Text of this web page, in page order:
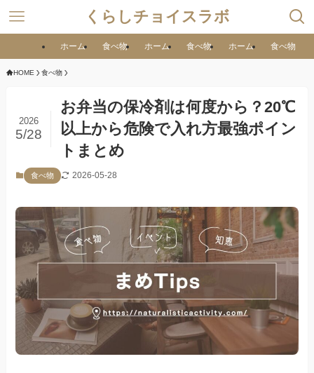
くらしチョイスラボ
ホーム 食べ物 ホーム 食べ物 ホーム 食べ物
HOME 食べ物
お弁当の保冷剤は何度から？20℃
以上から危険で入れ方最強ポイン
トまとめ
2026
5/28
食べ物 2026-05-28